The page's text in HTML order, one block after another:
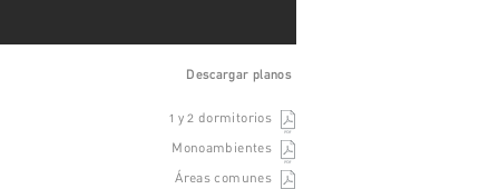
Descargar planos
1 y 2 dormitorios
Monoambientes
Áreas comunes